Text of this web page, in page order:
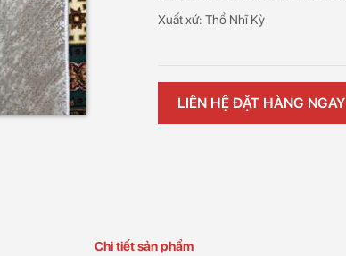
Xuất xứ: Thổ Nhĩ Kỳ
LIÊN HỆ ĐẶT HÀNG NGAY
Chi tiết sản phẩm